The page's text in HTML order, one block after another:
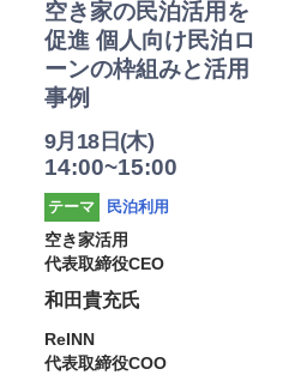
空き家の民泊活用を
促進 個人向け民泊ロ
ーンの枠組みと活用
事例
9月18日(木)
14:00~15:00
テーマ
民泊利用
空き家活用
代表取締役CEO
和田貴充氏
ReINN
代表取締役COO